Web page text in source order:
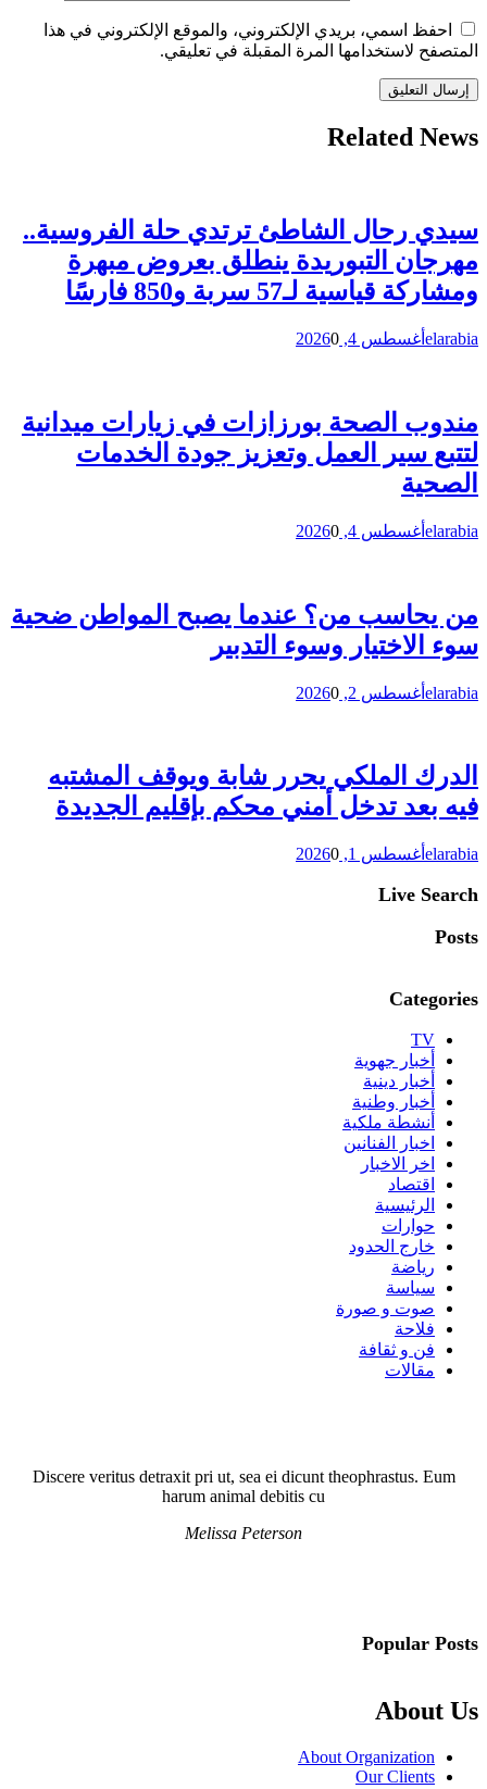
احفظ اسمي، بريدي الإلكتروني، والموقع الإلكتروني في هذا
المتصفح لاستخدامها المرة المقبلة في تعليقي.
Related News
سيدي رحال الشاطئ ترتدي حلة الفروسية..
مهرجان التبوريدة ينطلق بعروض مبهرة
ومشاركة قياسية لـ57 سربة و850 فارسًا
elarabia أغسطس 4, 2026 0
مندوب الصحة بورزازات في زيارات ميدانية
لتتبع سير العمل وتعزيز جودة الخدمات
الصحية
elarabia أغسطس 4, 2026 0
من يحاسب من؟ عندما يصبح المواطن ضحية
سوء الاختيار وسوء التدبير
elarabia أغسطس 2, 2026 0
الدرك الملكي يحرر شابة ويوقف المشتبه
فيه بعد تدخل أمني محكم بإقليم الجديدة
elarabia أغسطس 1, 2026 0
Live Search
Posts
Categories
TV
أخبار جهوية
أخبار دينية
أخبار وطنية
أنشطة ملكية
اخبار الفنانين
اخر الاخبار
اقتصاد
الرئيسية
حوارات
خارج الحدود
رياضة
سياسة
صوت و صورة
فلاحة
فن و ثقافة
مقالات
Discere veritus detraxit pri ut, sea ei dicunt theophrastus. Eum
harum animal debitis cu
Melissa Peterson
Popular Posts
About Us
About Organization
Our Clients